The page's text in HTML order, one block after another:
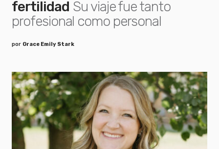
fertilidad Su viaje fue tanto
profesional como personal
por Grace Emily Stark